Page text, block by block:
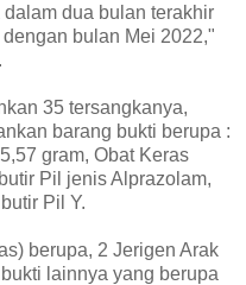
dua bulan terakhir
bulan Mei 2022,"
35 tersangkanya,
barang bukti berupa :
gram, Obat Keras
Pil jenis Alprazolam,
Pil Y.
berupa, 2 Jerigen Arak
lainnya yang berupa